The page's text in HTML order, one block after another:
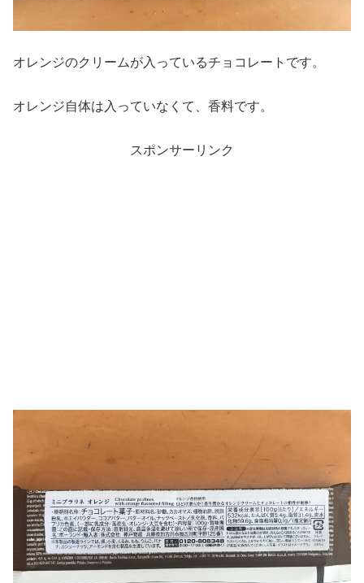
オレンジのクリームが入っているチョコレートです。
オレンジ自体は入っていなくて、香料です。
スポンサーリンク